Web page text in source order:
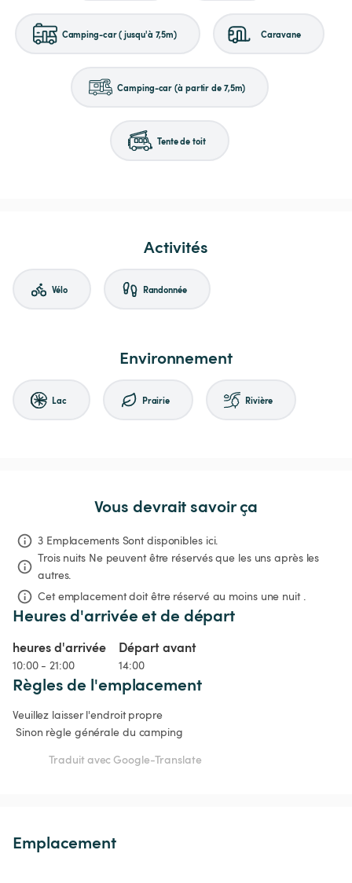
Camping-car (jusqu'à 7,5m) Caravane
Camping-car (à partir de 7,5m)
Tente de toit
Activités
Vélo Randonnée
Environnement
Lac Prairie Rivière
Vous devrait savoir ça
3 Emplacements Sont disponibles ici.
Trois nuits Ne peuvent être réservés que les uns après les
autres.
Cet emplacement doit être réservé au moins une nuit .
Heures d'arrivée et de départ
heures d'arrivée
10:00 - 21:00
Départ avant
14:00
Règles de l'emplacement
Veuillez laisser l'endroit propre
Sinon règle générale du camping
Traduit avec Google-Translate
Emplacement